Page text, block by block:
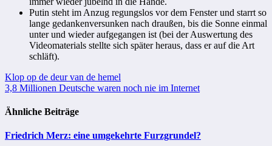
Putin steht im Anzug regungslos vor dem Fenster und starrt so
lange gedankenversunken nach draußen, bis die Sonne einmal
unter und wieder aufgegangen ist (bei der Auswertung des
Videomaterials stellte sich später heraus, dass er auf die Art
schläft).
Beitragsnavigation
Klop op de deur van de hemel
3,8 Millionen Deutsche waren noch nie im Internet
Ähnliche Beiträge
Friedrich Merz: eine umgekehrte Furzgrundel?